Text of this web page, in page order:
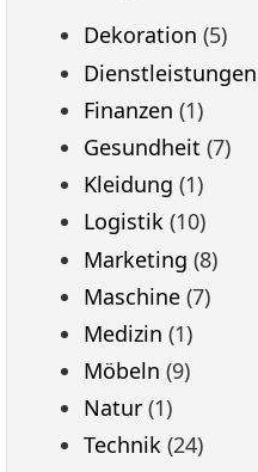
Dekoration (5)
Dienstleistungen
Finanzen (1)
Gesundheit (7)
Kleidung (1)
Logistik(10)
Marketing (8)
Maschine(7)
Medizin (1)
Möbeln (9)
Natur(1)
Technik(24)